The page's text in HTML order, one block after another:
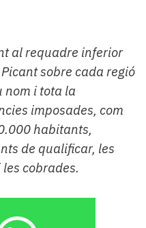
al requadre inferior
sobre cada regió
nom i tota la
imposades, com
habitants,
de qualificar, les
cobrades.